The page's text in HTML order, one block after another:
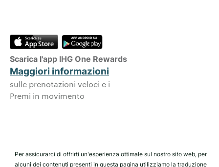
Scarica l'app IHG One Rewards
Maggiori informazioni
sulle prenotazioni veloci e i
Premi in movimento
Per assicurarci di offrirti un'esperienza ottimale sul nostro sito web, per
alcuni dei contenuti presenti in questa pagina utilizziamo la traduzione